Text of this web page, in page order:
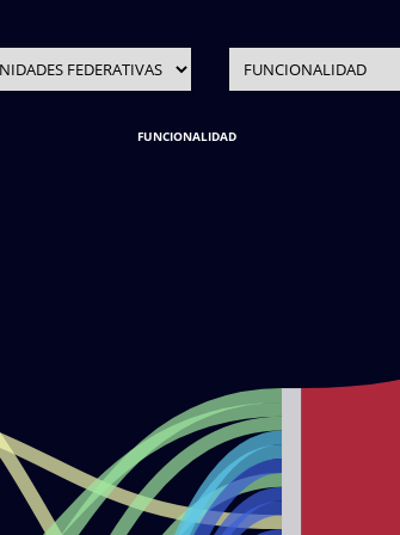
FUNCIONALIDAD